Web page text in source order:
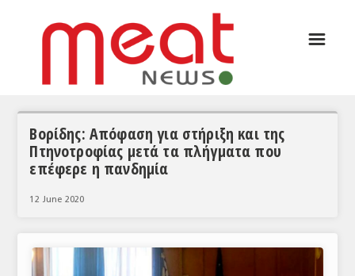
ΣΥΝΕΝΤΕΥΞΕΙΣ
ΚΟΣΜΟΣ
☰
Βορίδης: Απόφαση για στήριξη και της
Πτηνοτροφίας μετά τα πλήγματα που
επέφερε η πανδημία
12 June 2020